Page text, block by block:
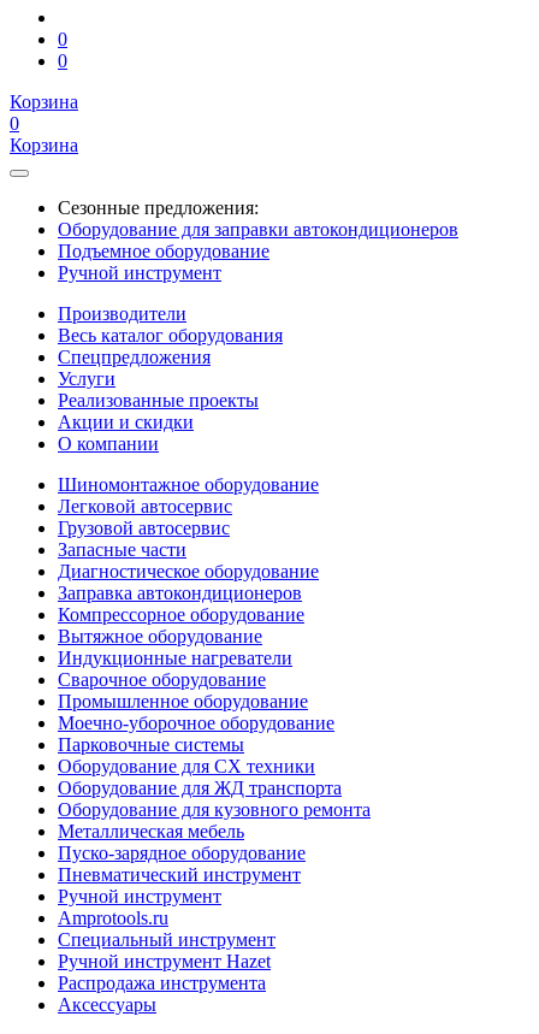
0
0
Корзина
0
Корзина
Сезонные предложения:
Оборудование для заправки автокондиционеров
Подъемное оборудование
Ручной инструмент
Производители
Весь каталог оборудования
Спецпредложения
Услуги
Реализованные проекты
Акции и скидки
О компании
Шиномонтажное оборудование
Легковой автосервис
Грузовой автосервис
Запасные части
Диагностическое оборудование
Заправка автокондиционеров
Компрессорное оборудование
Вытяжное оборудование
Индукционные нагреватели
Сварочное оборудование
Промышленное оборудование
Моечно-уборочное оборудование
Парковочные системы
Оборудование для СХ техники
Оборудование для ЖД транспорта
Оборудование для кузовного ремонта
Металлическая мебель
Пуско-зарядное оборудование
Пневматический инструмент
Ручной инструмент
Amprotools.ru
Специальный инструмент
Ручной инструмент Hazet
Распродажа инструмента
Аксессуары